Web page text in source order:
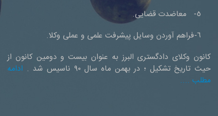
کانون وکلای دادگستری البرز به عنوان بیست و دومین کانون از
حیث تاریخ تشکیل ؛ در بهمن ماه سال ۹۰ ناسیس شد .
ادامه
مطلب ....